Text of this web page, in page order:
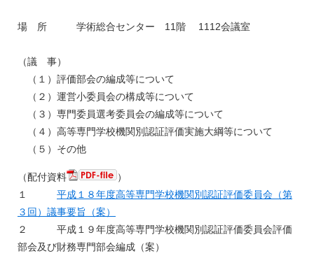
場 所 学術総合センター 11階 1112会議室
（議 事）
（１）評価部会の編成等について
（２）運営小委員会の構成等について
（３）専門委員選考委員会の編成等について
（４）高等専門学校機関別認証評価実施大綱等について
（５）その他
（配付資料
）
１ 平成１８年度高等専門学校機関別認証評価委員会（第
３回）議事要旨（案）
２ 平成１９年度高等専門学校機関別認証評価委員会評価
部会及び財務専門部会編成（案）